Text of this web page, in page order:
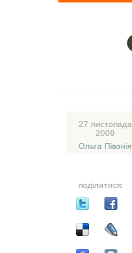
27 листопада
2009
Ольга Півонія
поділитися: